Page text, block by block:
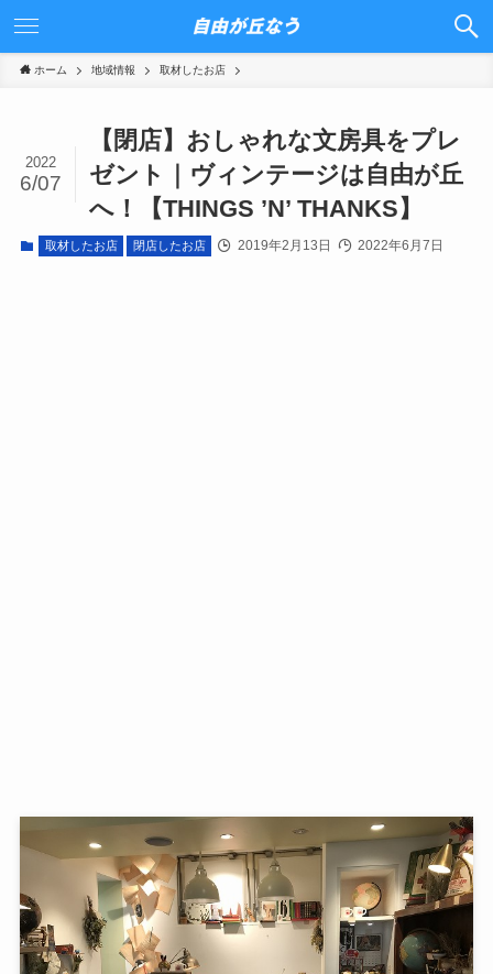
ホーム 地域情報 取材したお店
【閉店】おしゃれな文房具をプレ
ゼント｜ヴィンテージは自由が丘
へ！【THINGS ’N’ THANKS】
2022
6/07
取材したお店 閉店したお店 2019年2月13日 2022年6月7日